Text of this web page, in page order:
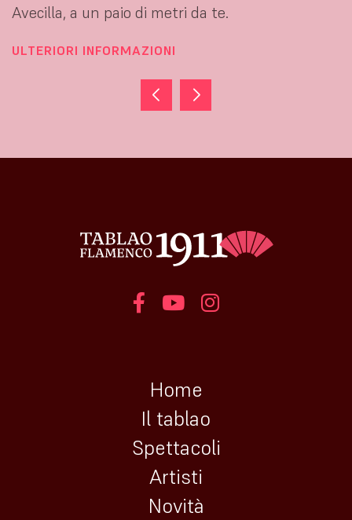
Avecilla, a un paio di metri da te.
ULTERIORI INFORMAZIONI
Home
Il tablao
Spettacoli
Artisti
Novità